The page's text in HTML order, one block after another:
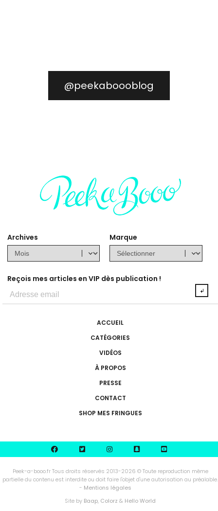
@peekaboooblog
Archives Marque
Reçois mes articles en VIP dès publication !
ACCUEIL
CATÉGORIES
VIDÉOS
À PROPOS
PRESSE
CONTACT
SHOP MES FRINGUES
Peek-a-booo.fr Tous droits réservés 2013-2026 © Toute reproduction même
partielle du contenu est interdite ou doit faire l'objet d'une autorisation au préalable.
- Mentions légales
Site by Baap, Colorz & Hello World